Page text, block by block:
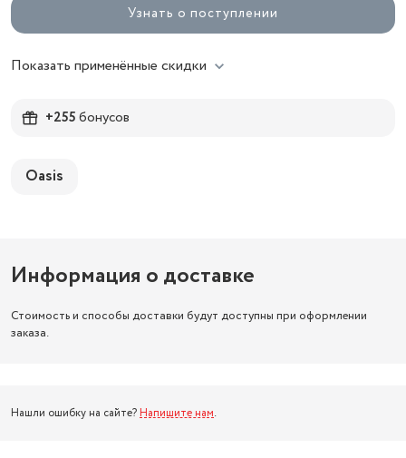
Узнать о поступлении
Показать применённые скидки
+255бонусов
Oasis
Информация о доставке
Стоимость и способы доставки будут доступны при оформлении
заказа.
Нашли ошибку на сайте? Напишите нам.